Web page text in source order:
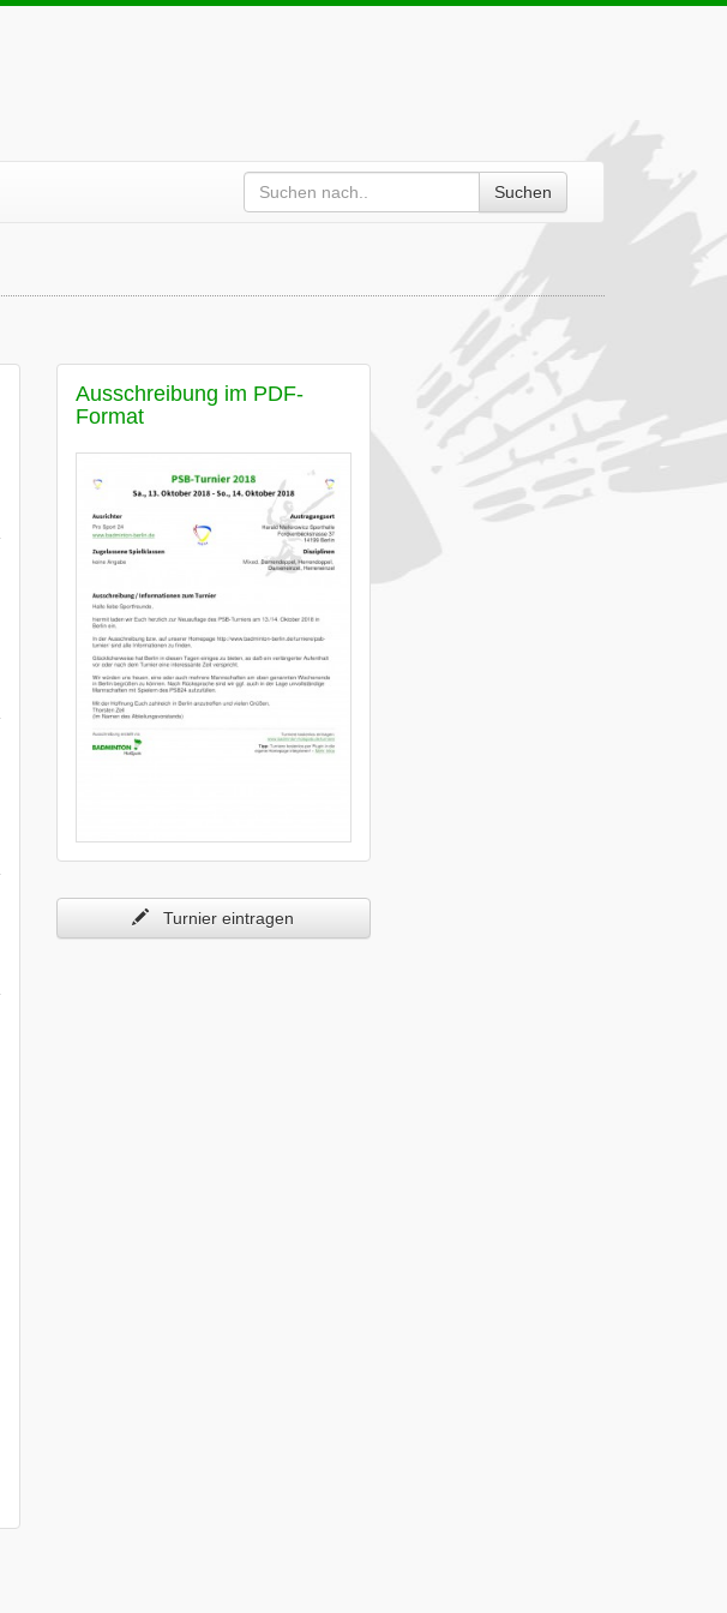
Suchen
Ausschreibung im PDF-
Format
Turnier eintragen